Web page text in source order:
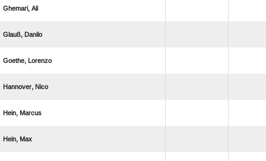
 
 
 
 
 
 